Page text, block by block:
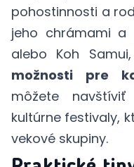
pohostinnosti a
jeho chrámami a
alebo Koh
možnosti pre
môžete
kultúrne festivaly,
vekové skupiny.